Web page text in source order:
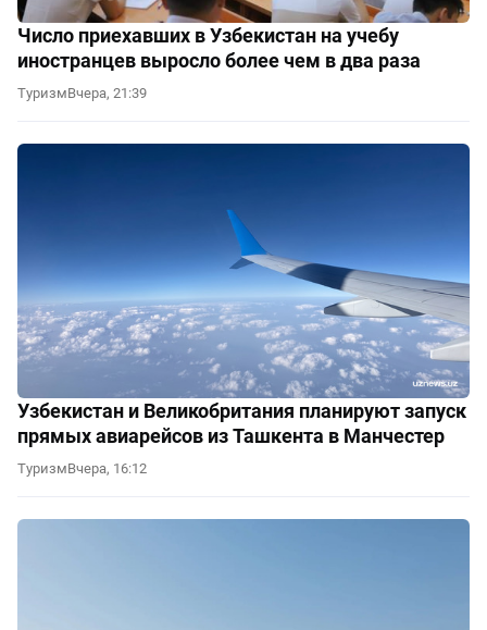
Число приехавших в Узбекистан на учебу
иностранцев выросло более чем в два раза
ТуризмВчера, 21:39
Узбекистан и Великобритания планируют запуск
прямых авиарейсов из Ташкента в Манчестер
ТуризмВчера, 16:12